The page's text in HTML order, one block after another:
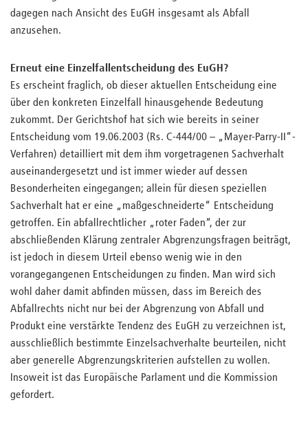
dagegen nach Ansicht des EuGH insgesamt als Abfall
anzusehen.
Erneut eine Einzelfallentscheidung des EuGH?
Es erscheint fraglich, ob dieser aktuellen Entscheidung eine
über den konkreten Einzelfall hinausgehende Bedeutung
zukommt. Der Gerichtshof hat sich wie bereits in seiner
Entscheidung vom 19.06.2003 (Rs. C-444/00 – „Mayer-Parry-II“-
Verfahren) detailliert mit dem ihm vorgetragenen Sachverhalt
auseinandergesetzt und ist immer wieder auf dessen
Besonderheiten eingegangen; allein für diesen speziellen
Sachverhalt hat er eine „maßgeschneiderte“ Entscheidung
getroffen. Ein abfallrechtlicher „roter Faden“, der zur
abschließenden Klärung zentraler Abgrenzungsfragen beiträgt,
ist jedoch in diesem Urteil ebenso wenig wie in den
vorangegangenen Entscheidungen zu finden. Man wird sich
wohl daher damit abfinden müssen, dass im Bereich des
Abfallrechts nicht nur bei der Abgrenzung von Abfall und
Produkt eine verstärkte Tendenz des EuGH zu verzeichnen ist,
ausschließlich bestimmte Einzelsachverhalte beurteilen, nicht
aber generelle Abgrenzungskriterien aufstellen zu wollen.
Insoweit ist das Europäische Parlament und die Kommission
gefordert.